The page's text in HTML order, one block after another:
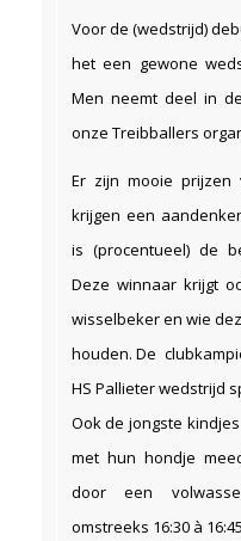
Voor de (wedstrijd)
het een gewone
Men neemt deel in
onze Treibballers
Er zijn mooie prijzen
krijgen een
is (procentueel) de
Deze winnaar krijgt
wisselbeker en wie
houden. De
HS Pallieter wedstrijd
Ook de jongste kindjes
met hun hondje
door een
omstreeks 16:30 à